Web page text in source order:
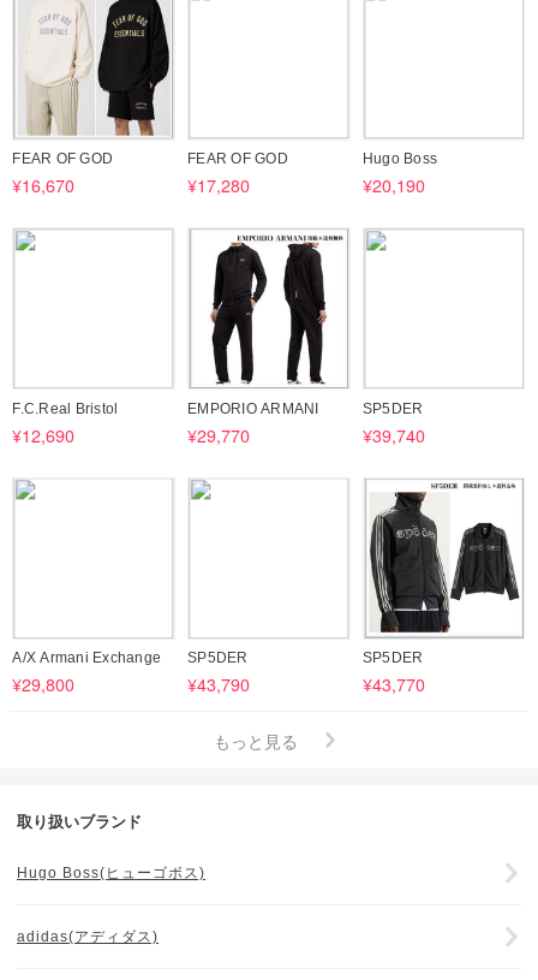
FEAR OF GOD
¥16,670
FEAR OF GOD
¥17,280
Hugo Boss
¥20,190
F.C.Real Bristol
¥12,690
EMPORIO ARMANI
¥29,770
SP5DER
¥39,740
A/X Armani Exchange
¥29,800
SP5DER
¥43,790
SP5DER
¥43,770
もっと見る
取り扱いブランド
Hugo Boss(ヒューゴボス)
adidas(アディダス)